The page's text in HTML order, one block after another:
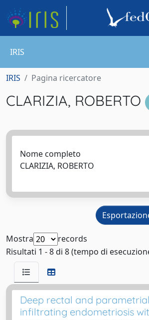
IRIS
IRIS Pagina ricercatore
CLARIZIA, ROBERTO
Nome completo
CLARIZIA, ROBERTO
Mostra
records
Risultati 1 - 8 di 8 (tempo di
Deep rectal and parametrial
infiltrating endometriosis